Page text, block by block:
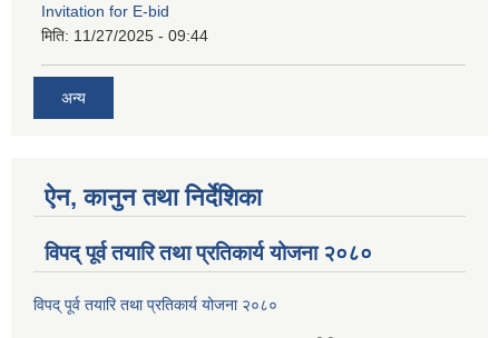
Invitation for E-bid
मिति: 11/27/2025 - 09:44
अन्य
ऐन, कानुन तथा निर्देशिका
विपद् पूर्व तयारि तथा प्रतिकार्य योजना २०८०
विपद् पूर्व तयारि तथा प्रतिकार्य योजना २०८०